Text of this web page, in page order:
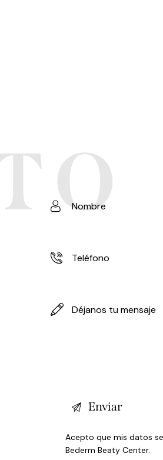
Acepto que mis datos
Bederm Beaty Center.